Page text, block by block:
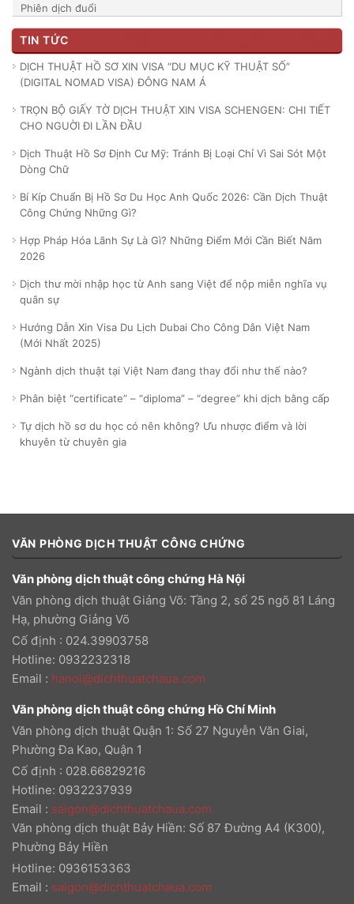
Phiên dịch đuổi
TIN TỨC
DỊCH THUẬT HỒ SƠ XIN VISA “DU MỤC KỸ THUẬT SỐ”
(DIGITAL NOMAD VISA) ĐÔNG NAM Á
TRỌN BỘ GIẤY TỜ DỊCH THUẬT XIN VISA SCHENGEN: CHI TIẾT
CHO NGUỜI ĐI LẦN ĐẦU
Dịch Thuật Hồ Sơ Định Cư Mỹ: Tránh Bị Loại Chỉ Vì Sai Sót Một
Dòng Chữ
Bí Kíp Chuẩn Bị Hồ Sơ Du Học Anh Quốc 2026: Cần Dịch Thuật
Công Chứng Những Gì?
Hợp Pháp Hóa Lãnh Sự Là Gì? Những Điểm Mới Cần Biết Năm
2026
Dịch thư mời nhập học từ Anh sang Việt để nộp miễn nghĩa vụ
quân sự
Hướng Dẫn Xin Visa Du Lịch Dubai Cho Công Dân Việt Nam
(Mới Nhất 2025)
Ngành dịch thuật tại Việt Nam đang thay đổi như thế nào?
Phân biệt “certificate” – “diploma” – “degree” khi dịch bằng cấp
Tự dịch hồ sơ du học có nên không? Ưu nhược điểm và lời
khuyên từ chuyên gia
VĂN PHÒNG DỊCH THUẬT CÔNG CHỨNG
Văn phòng dịch thuật công chứng Hà Nội
Văn phòng dịch thuật Giảng Võ: Tầng 2, số 25 ngõ 81 Láng
Hạ, phường Giảng Võ
Cố định : 024.39903758
Hotline: 0932232318
Email : hanoi@dichthuatchaua.com
Văn phòng dịch thuật công chứng Hồ Chí Minh
Văn phòng dịch thuật Quận 1: Số 27 Nguyễn Văn Giai,
Phường Đa Kao, Quận 1
Cố định : 028.66829216
Hotline: 0932237939
Email : saigon@dichthuatchaua.com
Văn phòng dịch thuật Bảy Hiền: Số 87 Đường A4 (K300),
Phường Bảy Hiền
Hotline: 0936153363
Email : saigon@dichthuatchaua.com